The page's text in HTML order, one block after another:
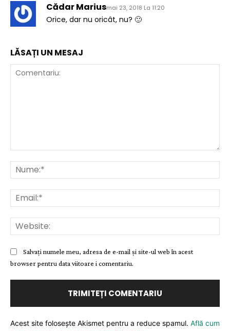
Cădar Mariusmai 23, 2018 La 11:20
Orice, dar nu oricât, nu? 🙂
LĂSAȚI UN MESAJ
Salvați numele meu, adresa de e-mail și site-ul web în acest
browser pentru data viitoare i comentariu.
Acest site folosește Akismet pentru a reduce spamul. Află cum